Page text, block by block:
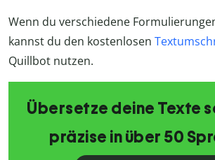
Wenn du verschiedene
kannst du den kostenlosen
Quillbot nutzen.
Übersetze deine Texte
präzise in über 50